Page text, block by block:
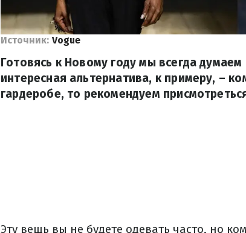
Источник: Vogue
Готовясь к Новому году мы всегда
интересная альтернатива, к примеру, –
гардеробе, то рекомендуем
Эту вещь вы не будете одевать часто, но